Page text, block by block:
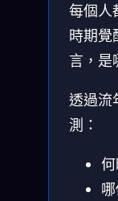
每個人
時期覺
言，是
透過流
測：